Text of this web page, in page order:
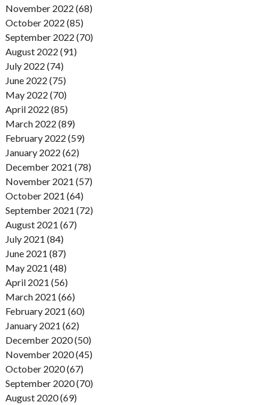
November 2022 (68)
October 2022 (85)
September 2022 (70)
August 2022 (91)
July 2022 (74)
June 2022 (75)
May 2022 (70)
April 2022 (85)
March 2022 (89)
February 2022 (59)
January 2022 (62)
December 2021 (78)
November 2021 (57)
October 2021 (64)
September 2021 (72)
August 2021 (67)
July 2021 (84)
June 2021 (87)
May 2021 (48)
April 2021 (56)
March 2021 (66)
February 2021 (60)
January 2021 (62)
December 2020 (50)
November 2020 (45)
October 2020 (67)
September 2020 (70)
August 2020 (69)